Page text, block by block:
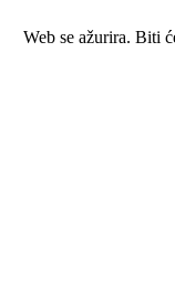
Web se ažurira. Biti